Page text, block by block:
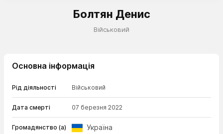
Болтян Денис
Військовий
Основна інформація
Рід діяльності Військовий
Дата смерті 07 березня 2022
Громадянство (а) Україна